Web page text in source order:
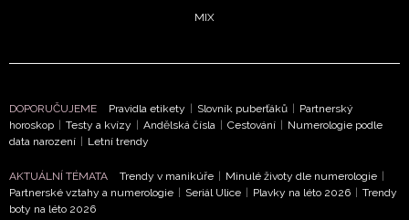
Přihlášením k newsletteru souhlasíte sObchodními
potvrzujete, že jste se seznámili seZásadami
ochrany soukromí- BurdaMedia Extra s.r.o. bude s
vyhodnocení akce a zasílání novinek.
Chcete navíc dostávat i další zajímavé a exkluzivní
MIX
DOPORUČUJEME Pravidla etikety Slovník puberťáků
Partnerský
horoskop
Testy a kvízy Andělská čísla Cestování
Numerologie podle
data narození
Letní trendy
AKTUÁLNÍ TÉMATA Trendy v manikúře Minulé životy dle numerologie
Partnerské vztahy a numerologie
Seriál Ulice Plavky na léto 2026
Trendy
boty na léto 2026